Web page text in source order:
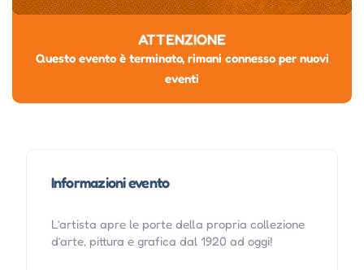
ATTENZIONE
Questo evento è terminato, rimani connesso per nuovi
eventi
Informazioni evento
L’artista apre le porte della propria collezione
d’arte, pittura e grafica dal 1920 ad oggi!